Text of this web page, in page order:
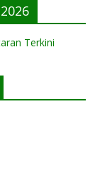
Terkini